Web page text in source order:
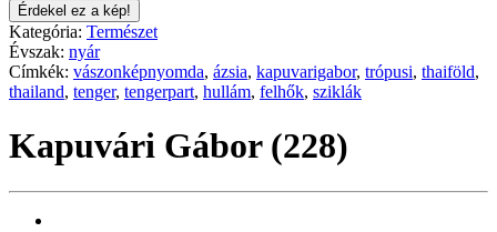
Érdekel ez a kép!
Kategória: Természet
Évszak: nyár
Címkék: vászonképnyomda, ázsia, kapuvarigabor, trópusi, thaiföld,
thailand, tenger, tengerpart, hullám, felhők, sziklák
Kapuvári Gábor (228)